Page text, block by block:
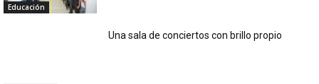
Educación
Una sala de conciertos con brillo propio